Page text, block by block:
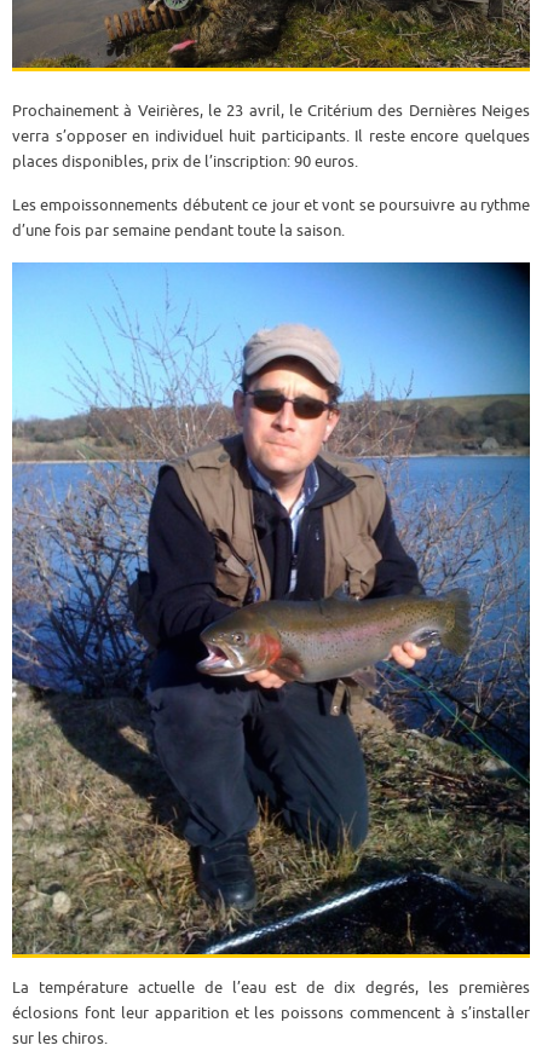
Prochainement à Veirières, le 23 avril, le Critérium des Dernières Neiges
verra s’opposer en individuel huit participants. Il reste encore quelques
places disponibles, prix de l’inscription: 90 euros.
Les empoissonnements débutent ce jour et vont se poursuivre au rythme
d’une fois par semaine pendant toute la saison.
La température actuelle de l’eau est de dix degrés, les premières
éclosions font leur apparition et les poissons commencent à s’installer
sur les chiros.